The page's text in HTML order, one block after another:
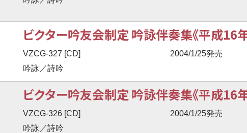
ビクター吟友会制定 吟詠伴奏集《平成
VZCG-327 [CD] 2004/1/25発売
吟詠／詩吟
ビクター吟友会制定 吟詠伴奏集《平成
VZCG-326 [CD] 2004/1/25発売
吟詠／詩吟